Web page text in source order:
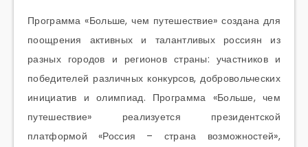
Программа «Больше, чем путешествие» создана для
поощрения активных и талантливых россиян из
разных городов и регионов страны: участников и
победителей различных конкурсов, добровольческих
инициатив и олимпиад. Программа «Больше, чем
путешествие» реализуется президентской
платформой «Россия – страна возможностей»,